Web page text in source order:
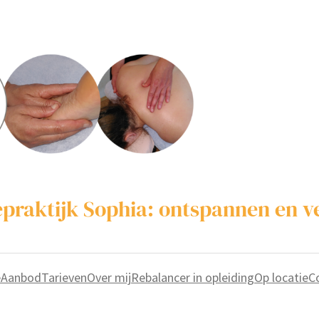
Sophia: ontspannen en
AanbodTarievenOver mijRebalancer in opleidingOp locatie